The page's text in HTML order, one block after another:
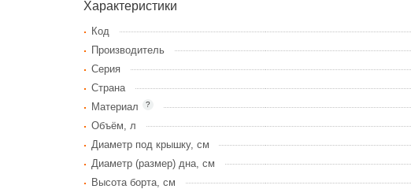
Характеристики
Код
Производитель
Серия
Страна
?
Материал
Объём, л
Диаметр под крышку, см
Диаметр (размер) дна, см
Высота борта, см